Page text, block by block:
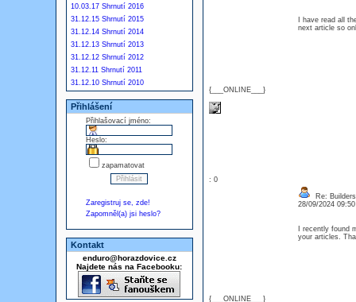
10.03.17 Shrnutí 2016
31.12.15 Shrnutí 2015
31.12.14 Shrnutí 2014
31.12.13 Shrnutí 2013
31.12.12 Shrnutí 2012
31.12.11 Shrnutí 2011
31.12.10 Shrnutí 2010
Přihlášení
Přihlašovací jméno:
Heslo:
zapamatovat
Zaregistruj se, zde!
Zapomněl(a) jsi heslo?
Kontakt
enduro@horazdovice.cz
Najdete nás na Facebooku:
{___ONLINE___}
I have read all
next article so
: 0
{___ONLINE___}
Re:
28/09/2024
I recently found
your articles.